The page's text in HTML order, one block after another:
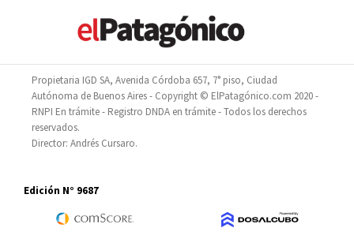
Propietaria IGD SA, Avenida Córdoba 657, 7° piso, Ciudad
Autónoma de Buenos Aires - Copyright © ElPatagónico.com 2020 -
RNPI En trámite - Registro DNDA en trámite - Todos los derechos
reservados.
Director: Andrés Cursaro.
Edición N° 9687